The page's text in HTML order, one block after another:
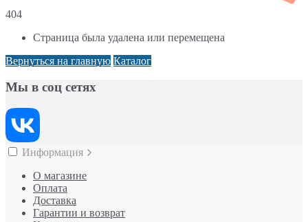
404
Страница была удалена или перемещена
Вернуться на главную Каталог
Мы в соц сетях
Информация
О магазине
Оплата
Доставка
Гарантии и возврат